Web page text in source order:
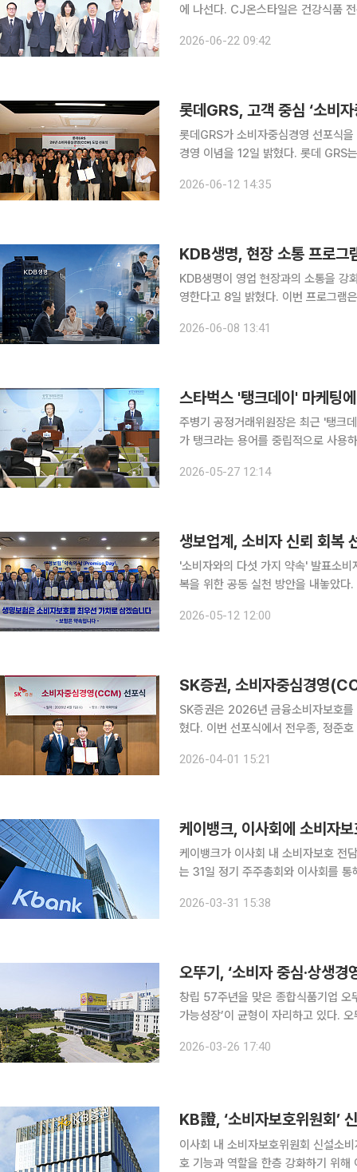
에 나선다. CJ온스타일은 건강식품 전문기업 그레인온과 바이오 화장품 브랜드 세포랩을 운영하는
22일 밝혔다. 서울 서초구 CJ
2026-06-22 09:42
롯데GRS, 고객 중심 ‘소비
롯데GRS가 소비자중심경영 선포식
경영 이념을 12일 밝혔다. 롯데 GRS
임명과 함께 CCM 인증 취득을 위한
2026-06-12 14:35
KDB생명, 현장 소통 프로
KDB생명이 영업 현장과의 소통을 강
영한다고 8일 밝혔다. 이번 프로그램은 최근 금융당국의 소비자 보호 기조에 맞춰 현장의 의견을 업
역본부, 서울지역본부 등 전국 주요
2026-06-08 13:41
스타벅스 '탱크데이' 마케팅
주병기 공정거래위원장은 최근 '탱크
가 탱크라는 용어를 중립적으로 사용
2026-05-27 12:14
생보업계, 소비자 신뢰 회
'소비자와의 다섯 가지 약속' 발표소비자 중심 경영 문
복을 위한 공동 실천 방안을 내놓았
선언했다. 생명보험협회는 12
2026-05-12 12:00
SK증권, 소비자중심경영
SK증권은 2026년 금융소비자보호
혔다. 이번 선포식에서 전우종, 정준호 대표이사는 공동 선언을 통해 소비자중심경영이 기업의 핵심
당부했다. 또한, 소비자중심경
2026-04-01 15:21
케이뱅크, 이사회에 소비자
케이뱅크가 이사회 내 소비자보호 전담
는 31일 정기 주주총회와 이사회를 통
크는 소비자보호를 단순 민원 대응이
2026-03-31 15:38
창립 57주년을 맞은 종합식품기업 오
가능성장’이 균형이 자리하고 있다. 오뚜기는 소비자 관점에서의 혁신을 성장 동력으로 삼는 대표
통합관리 시스템을 통해 고객 의견을
2026-03-26 17:40
KB證, ‘소비자보호위원회’
이사회 내 소비자보호위원회 신설소비자 중심 경
호 기능과 역할을 한층 강화하기 위해